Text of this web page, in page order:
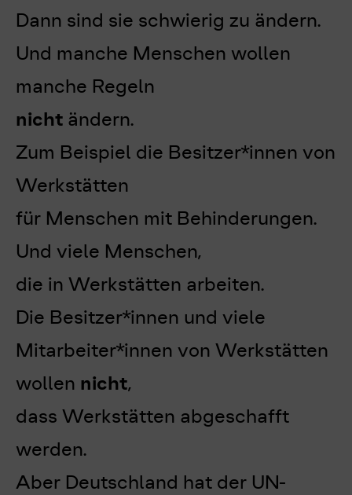
Dann sind sie schwierig zu ändern.
Und manche Menschen wollen
manche Regeln
nicht ändern.
Zum Beispiel die Besitzer*innen von
Werkstätten
für Menschen mit Behinderungen.
Und viele Menschen,
die in Werkstätten arbeiten.
Die Besitzer*innen und viele
Mitarbeiter*innen von Werkstätten
wollen nicht,
dass Werkstätten abgeschafft
werden.
Aber Deutschland hat der UN-